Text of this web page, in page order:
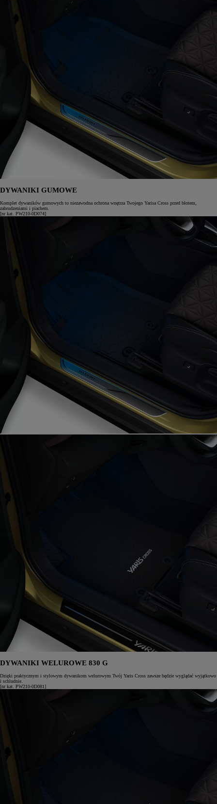
DYWANIKI GUMOWE
Komplet dywaników gumowych to niezawodna ochrona wnętrza Twojego Yarisa Cross przed błotem,
zabrudzeniami i piachem.
[nr kat. PW210-0D074]
DYWANIKI WELUROWE 830 G
Dzięki praktycznym i stylowym dywanikom welurowym Twój Yaris Cross zawsze będzie wyglądać wyjątkowo
i schludnie.
[nr kat. PW210-0D081]